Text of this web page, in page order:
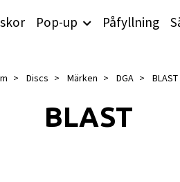
Pop-up Påfyllning
Discs Märken DGA BLAST
BLAST